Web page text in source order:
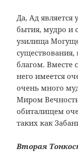
Да, Ад
бытия, мудро и
узилища
благом. Вместе
него имеется
очень много
Миром
обиталищем
таких как
Вторая